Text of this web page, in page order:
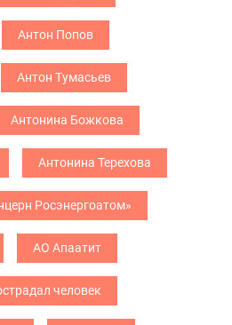
Антон Попов
Антон Тумасьев
Антонина Божкова
Антонина Терехова
Росэнергоатом»
АО Апаатит
человек